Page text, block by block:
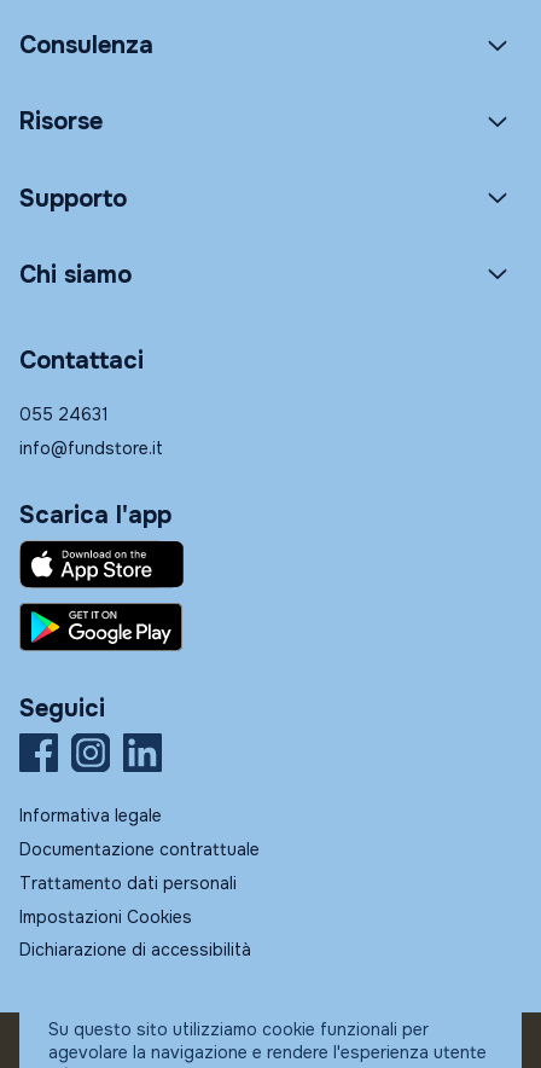
Consulenza
Risorse
Supporto
Chi siamo
Contattaci
055 24631
info@fundstore.it
Scarica l'app
Seguici
Informativa legale
Documentazione contrattuale
Trattamento dati personali
Impostazioni Cookies
Dichiarazione di accessibilità
© Fundstore
Su questo sito utilizziamo cookie funzionali per
agevolare la navigazione e rendere l'esperienza utente